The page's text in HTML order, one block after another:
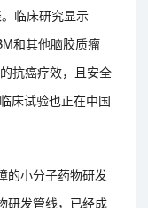
临床研究显示
和其他脑胶质瘤
抗癌疗效，且安全
床试验也正在中国
的小分子药物研发
研发管线，已经成